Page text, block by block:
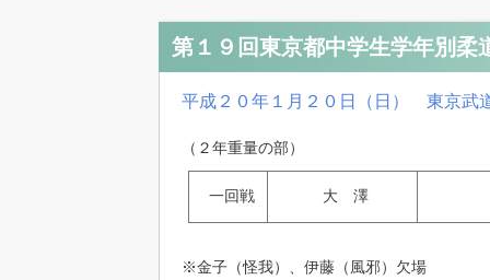
第１９回東京都中学生学年別柔
平成２０年１月２０日（日） 東京武
（２年重量の部）
一回戦 大 澤
※金子（怪我）、伊藤（風邪）欠場